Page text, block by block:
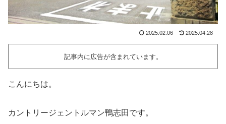
2025.02.06 2025.04.28
記事内に広告が含まれています。
こんにちは。
カントリージェントルマン鴨志田です。